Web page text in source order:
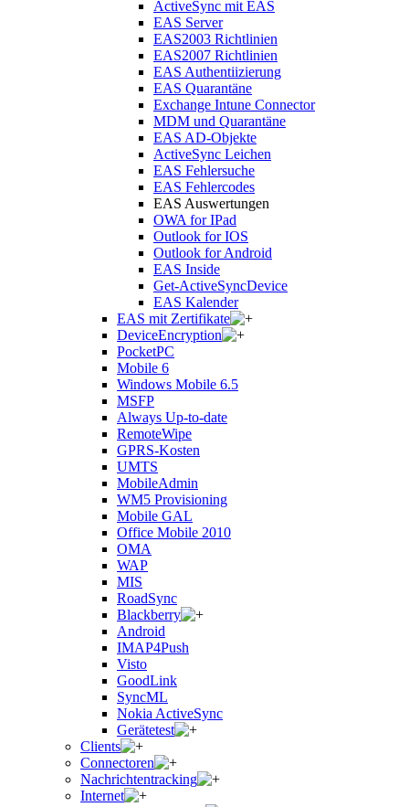
ActiveSync mit EAS
EAS Server
EAS2003 Richtlinien
EAS2007 Richtlinien
EAS Authentiizierung
EAS Quarantäne
Exchange Intune Connector
MDM und Quarantäne
EAS AD-Objekte
ActiveSync Leichen
EAS Fehlersuche
EAS Fehlercodes
EAS Auswertungen
OWA for IPad
Outlook for IOS
Outlook for Android
EAS Inside
Get-ActiveSyncDevice
EAS Kalender
EAS mit Zertifikate
DeviceEncryption
PocketPC
Mobile 6
Windows Mobile 6.5
MSFP
Always Up-to-date
RemoteWipe
GPRS-Kosten
UMTS
MobileAdmin
WM5 Provisioning
Mobile GAL
Office Mobile 2010
OMA
WAP
MIS
RoadSync
Blackberry
Android
IMAP4Push
Visto
GoodLink
SyncML
Nokia ActiveSync
Gerätetest
Clients
Connectoren
Nachrichtentracking
Internet